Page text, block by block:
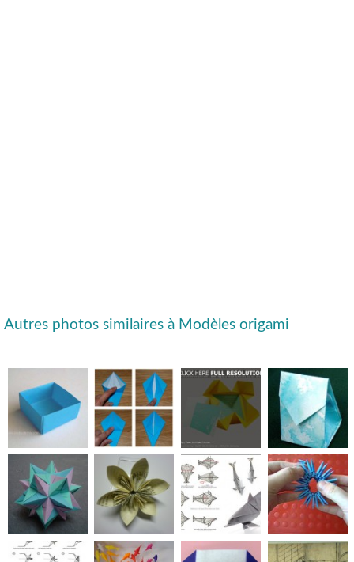
Autres photos similaires à Modèles origami